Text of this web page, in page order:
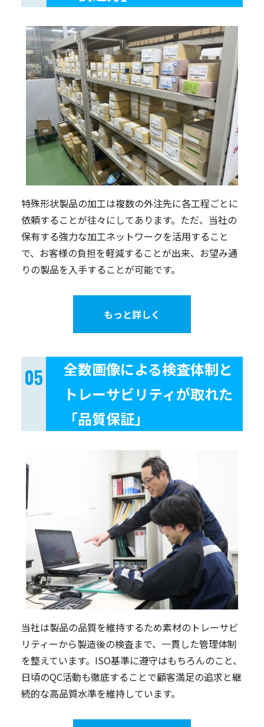
特殊形状製品の加工は複数の外注先に各工程ごとに
依頼することが往々にしてあります。ただ、当社の
保有する強力な加工ネットワークを活用すること
で、お客様の負担を軽減することが出来、お望み通
りの製品を入手することが可能です。
もっと詳しく
全数画像による検査体制と
トレーサビリティが取れた
「品質保証」
当社は製品の品質を維持するため素材のトレーサビ
リティーから製造後の検査まで、一貫した管理体制
を整えています。ISO基準に遵守はもちろんのこと、
日頃のQC活動も徹底することで顧客満足の追求と継
続的な高品質水準を維持しています。